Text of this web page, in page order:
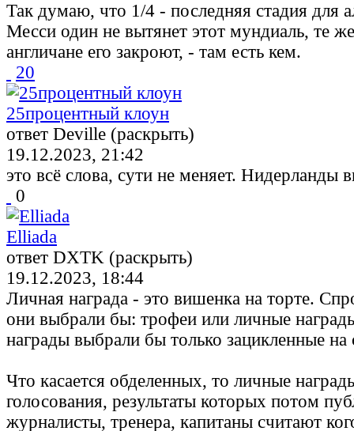
Так думаю, что 1/4 - последняя стадия для
Месси один не вытянет этот мундиаль, те
англичане его закроют, - там есть кем.
20
25процентный клоун
ответ Deville (раскрыть)
19.12.2023, 21:42
это всё слова, сути не меняет. Нидерланды
0
Elliada
ответ DXTK (раскрыть)
19.12.2023, 18:44
Личная награда - это вишенка на торте.
они выбрали бы: трофеи или личные
награды выбрали бы только зацикленные на
Что касается обделенных, то личные
голосования, результаты которых потом
журналисты, тренера, капитаны считают